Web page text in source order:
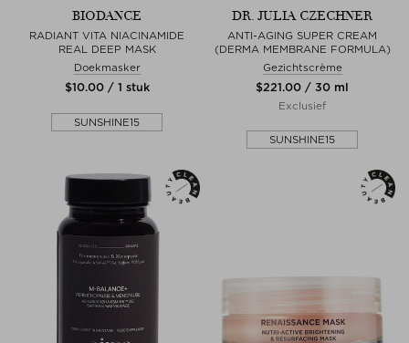
BIODANCE
RADIANT VITA NIACINAMIDE
REAL DEEP MASK
Doekmasker
$‌10.00 / 1 stuk
SUNSHINE15
DR. JULIA CZECHNER
ANTI-AGING SUPER CREAM
(DERMA MEMBRANE FORMULA)
Gezichtscrème
$‌221.00 / 30 ml
Exclusief
SUNSHINE15